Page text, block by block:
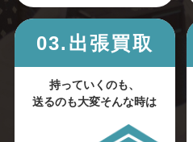
03.出張買取
持っていくのも、
送るのも大変そんな時は